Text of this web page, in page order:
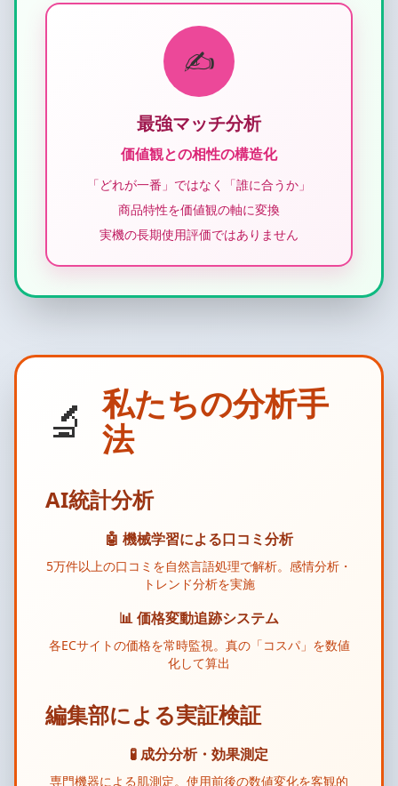
✍️
最強マッチ分析
価値観との相性の構造化
「どれが一番」ではなく「誰に合うか」
商品特性を価値観の軸に変換
実機の長期使用評価ではありません
🔬 私たちの分析手
法
AI統計分析
🤖 機械学習による口コミ分析
5万件以上の口コミを自然言語処理で解析。感情分析・
トレンド分析を実施
📊 価格変動追跡システム
各ECサイトの価格を常時監視。真の「コスパ」を数値
化して算出
編集部による実証検証
🧪 成分分析・効果測定
専門機器による肌測定。使用前後の数値変化を客観的